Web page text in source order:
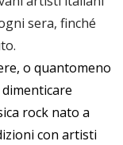
sera, finché
o quantomeno
rock nato a
con artisti